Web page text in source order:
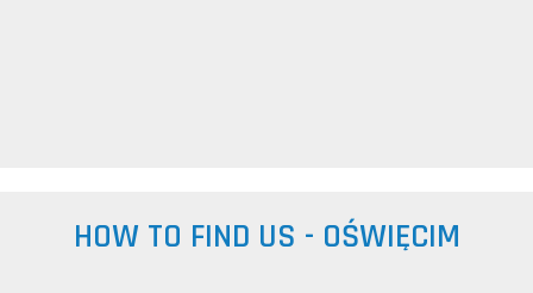
HOW TO FIND US - OŚWIĘCIM